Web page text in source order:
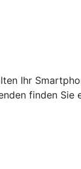
Ihr
finden